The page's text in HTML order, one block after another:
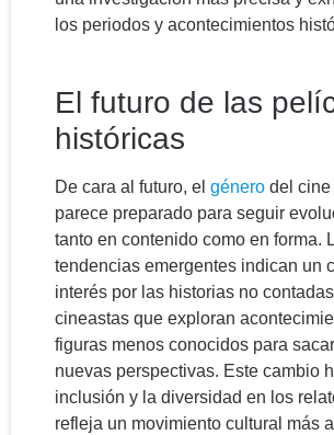
los periodos y acontecimientos
El futuro de las
históricas
De cara al futuro, el género del
parece preparado para seguir
tanto en contenido como en forma.
tendencias emergentes indican un
interés por las historias no
cineastas que exploran
figuras menos conocidos para
nuevas perspectivas. Este cambio
inclusión y la diversidad en los
refleja un movimiento cultural más